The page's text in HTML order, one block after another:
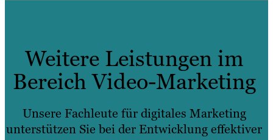
Weitere Leistungen im
Bereich Video-Marketing
Unsere Fachleute für digitales Marketing
unterstützen Sie bei der Entwicklung effektiver